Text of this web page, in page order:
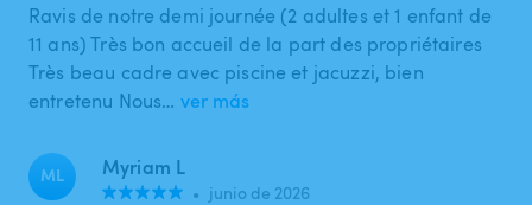
Ravis de notre demi journée (2 adultes et 1 enfant de
11 ans) Très bon accueil de la part des propriétaires
Très beau cadre avec piscine et jacuzzi, bien
entretenu Nous… ver más
ML Myriam L
• junio de 2026